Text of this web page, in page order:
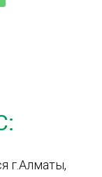
г.Алматы,